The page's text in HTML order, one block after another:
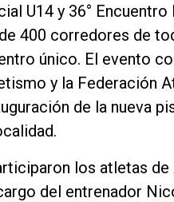
U14 y 36°
400 corredores de
único. El evento
y la Federación
de la nueva
los atletas
del entrenador